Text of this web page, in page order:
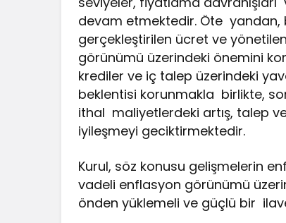
devam etmektedir. Öte yandan,
gerçekleştirilen ücret ve
görünümü üzerindeki önemini
krediler ve iç talep üzerindeki
beklentisi korunmakla birlikte,
ithal maliyetlerdeki artış, talep
iyileşmeyi geciktirmektedir.
Kurul, söz konusu gelişmelerin
vadeli enflasyon görünümü
önden yüklemeli ve güçlü bir